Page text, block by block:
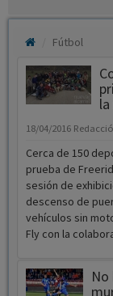
Fútbol
18/04/2016
Cerca de 150
prueba de
sesión de
descenso de
vehículos sin
Fly con la